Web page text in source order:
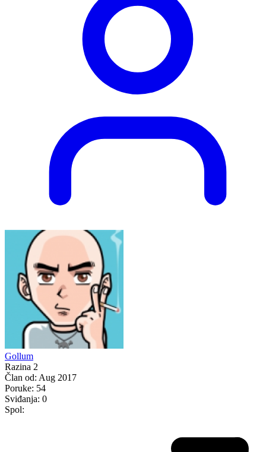
Gollum
Razina 2
Član od: Aug 2017
Poruke: 54
Sviđanja: 0
Spol: